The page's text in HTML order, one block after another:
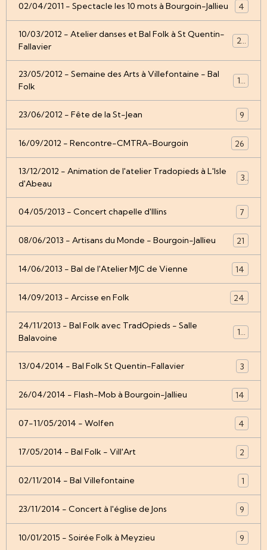
02/04/2011 - Spectacle les 10 mots à Bourgoin-Jallieu 4
10/03/2012 - Atelier danses et Bal Folk à St Quentin-
Fallavier
22
23/05/2012 - Semaine des Arts à Villefontaine - Bal
Folk
12
23/06/2012 - Fête de la St-Jean 9
16/09/2012 - Rencontre-CMTRA-Bourgoin 26
13/12/2012 - Animation de l'atelier Tradopieds à L'Isle
d'Abeau
3
04/05/2013 - Concert chapelle d'Illins 7
08/06/2013 - Artisans du Monde - Bourgoin-Jallieu 21
14/06/2013 - Bal de l'Atelier MJC de Vienne 14
14/09/2013 - Arcisse en Folk 24
24/11/2013 - Bal Folk avec TradOpieds - Salle
Balavoine
12
13/04/2014 - Bal Folk St Quentin-Fallavier 3
26/04/2014 - Flash-Mob à Bourgoin-Jallieu 14
07-11/05/2014 - Wolfen 4
17/05/2014 - Bal Folk - Vill'Art 2
02/11/2014 - Bal Villefontaine 1
23/11/2014 - Concert à l'église de Jons 9
10/01/2015 - Soirée Folk à Meyzieu 9